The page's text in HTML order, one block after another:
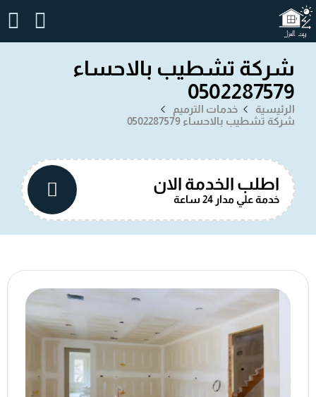
شركة تشطيب بالاحساء
0502287579
الرئيسية
خدمات الترميم
شركة تشطيب بالاحساء 0502287579
اطلب الخدمة الان
خدمة علي مدار 24 ساعة